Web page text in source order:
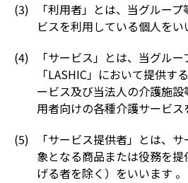
「利用者」とは、当グルー
ビスを利用している個人をい
「サービス」とは、当グル
「LASHIC」において提供す
ービス及び当法人の介護施
用者向けの各種介護サービス
「サービス提供者」とは、
象となる商品または役務を
げる者を除く）をいいます 。